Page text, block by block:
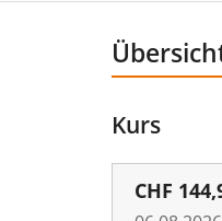
Kurs
CHF